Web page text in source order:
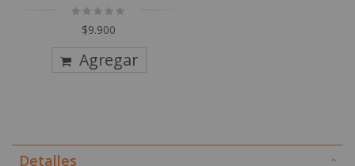
Rating:
0%
$9.900
Agregar
Detalles